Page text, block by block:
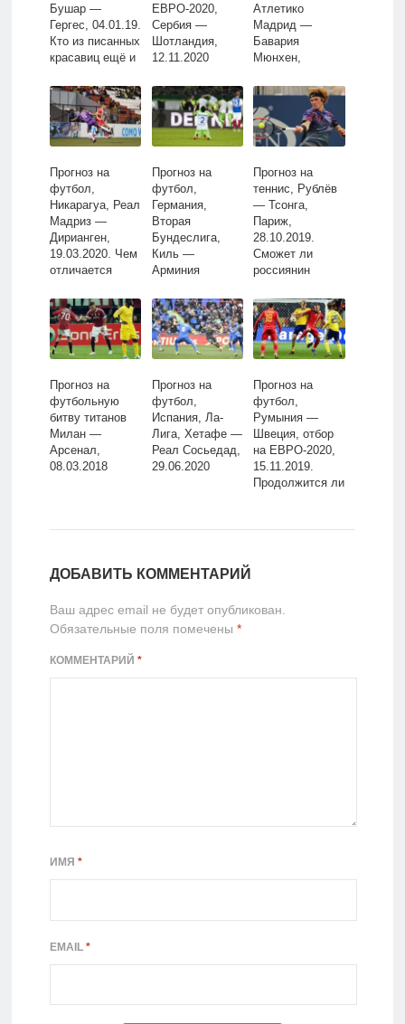
Бушар —
Гергес, 04.01.19.
Кто из писанных
красавиц ещё и
играть?
ЕВРО-2020,
Сербия —
Шотландия,
12.11.2020
Атлетико
Мадрид —
Бавария
Мюнхен,
Прогноз на
футбол,
Никарагуа, Реал
Мадриз —
Дирианген,
19.03.2020. Чем
отличается
Мадриза?
Прогноз на
футбол,
Германия,
Вторая
Бундеслига,
Киль —
Арминия
30.05.2020
Прогноз на
теннис, Рублёв
— Тсонга,
Париж,
28.10.2019.
Сможет ли
россиянин
французских
болельщиков?
Прогноз на
футбольную
битву титанов
Милан —
Арсенал,
08.03.2018
Прогноз на
футбол,
Испания, Ла-
Лига, Хетафе —
Реал Сосьедад,
29.06.2020
Прогноз на
футбол,
Румыния —
Швеция, отбор
на ЕВРО-2020,
15.11.2019.
Продолжится ли
дружины?
ДОБАВИТЬ КОММЕНТАРИЙ
Ваш адрес email не будет опубликован.
Обязательные поля помечены *
КОММЕНТАРИЙ *
ИМЯ *
EMAIL *